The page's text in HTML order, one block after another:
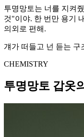
투명망토는 너를 지켜
것"이야. 한 번만 용기
의외로 편해.
걔가 떠들고 넌 듣는 구
CHEMISTRY
투명망토 갑옷